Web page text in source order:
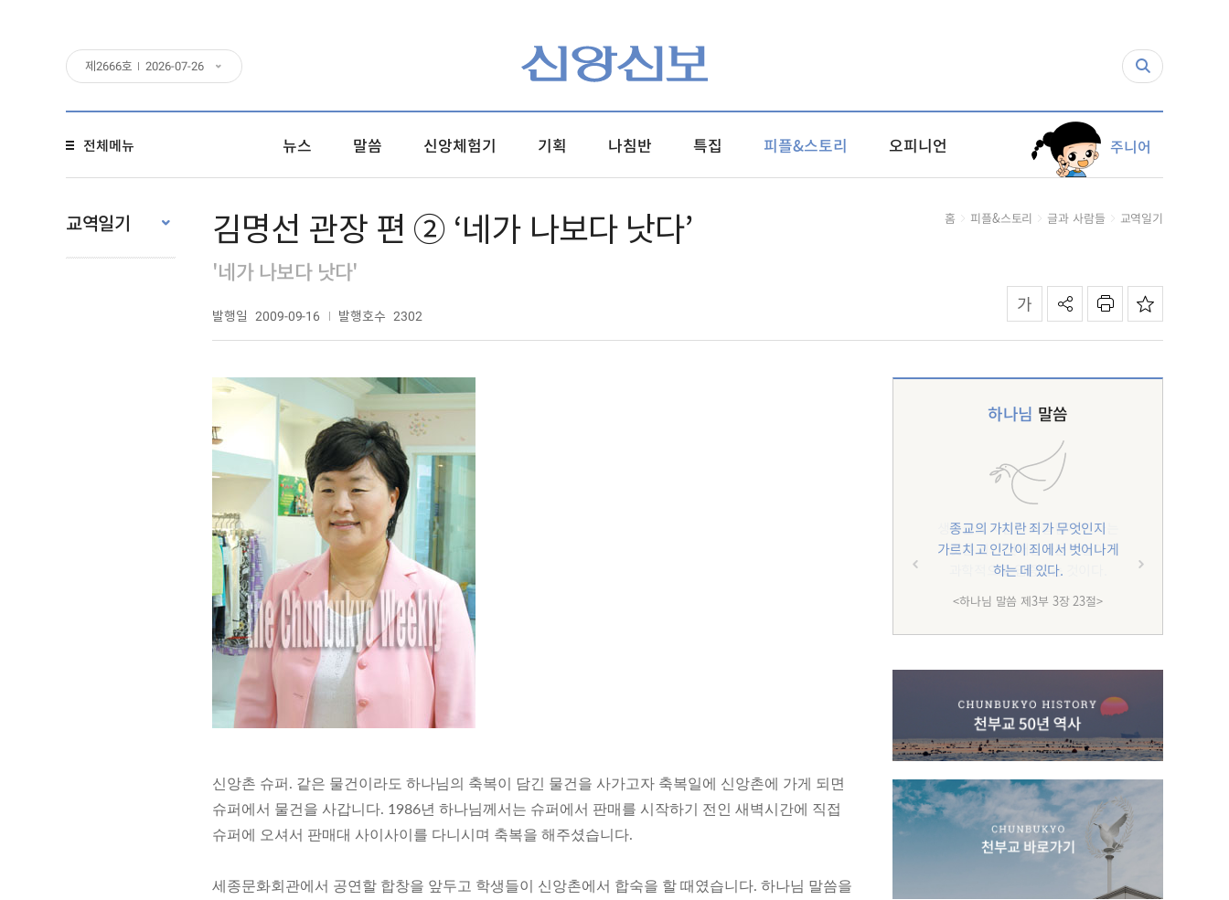
제 2666호 2026-07-26
전체메뉴 뉴스 말씀 신앙체험기 기획 나침반 특집 피플&스토리 오피니언 주니어
교역일기 김명선 관장 편 ② ‘네가 나보다 낫다’
'네가 나보다 낫다'
발행일 2009-09-16 발행호수 2302
홈 피플&스토리 글과 사람들 교역일기
신앙촌 슈퍼. 같은 물건이라도 하나님의 축복이 담긴 물건을 사가고자 축복일에 신앙촌에 가게 되면
슈퍼에서 물건을 사갑니다. 1986년 하나님께서는 슈퍼에서 판매를 시작하기 전인 새벽시간에 직접
슈퍼에 오셔서 판매대 사이사이를 다니시며 축복을 해주셨습니다.
세종문화회관에서 공연할 합창을 앞두고 학생들이 신앙촌에서 합숙을 할 때였습니다. 하나님 말씀을
하나님 말씀
종교의 가치란 죄가 무엇인지
가르치고 인간이 죄에서 벗어나게
하는 데 있다.
<하나님 말씀 제3부 3장 23절>